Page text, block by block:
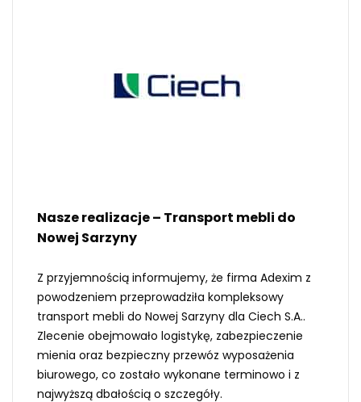
Nasze realizacje – Transport mebli do
Nowej Sarzyny
Z przyjemnością informujemy, że firma Adexim z
powodzeniem przeprowadziła kompleksowy
transport mebli do Nowej Sarzyny dla Ciech S.A..
Zlecenie obejmowało logistykę, zabezpieczenie
mienia oraz bezpieczny przewóz wyposażenia
biurowego, co zostało wykonane terminowo i z
najwyższą dbałością o szczegóły.